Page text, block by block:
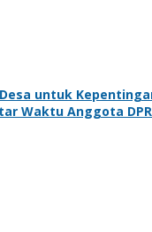
untuk
Waktu Anggota